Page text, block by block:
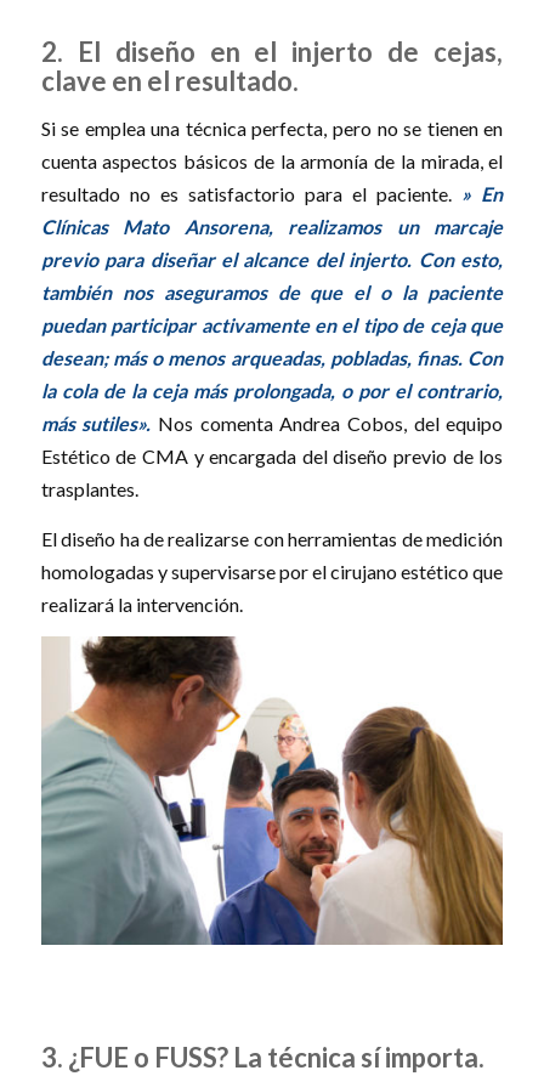
2. El diseño en el injerto de cejas,
clave en el resultado.
Si se emplea una técnica perfecta, pero no se tienen en
cuenta aspectos básicos de la armonía de la mirada, el
resultado no es satisfactorio para el paciente. » En
Clínicas Mato Ansorena, realizamos un marcaje
previo para diseñar el alcance del injerto. Con esto,
también nos aseguramos de que el o la paciente
puedan participar activamente en el tipo de ceja que
desean; más o menos arqueadas, pobladas, finas. Con
la cola de la ceja más prolongada, o por el contrario,
más sutiles». Nos comenta Andrea Cobos, del equipo
Estético de CMA y encargada del diseño previo de los
trasplantes.
El diseño ha de realizarse con herramientas de medición
homologadas y supervisarse por el cirujano estético que
realizará la intervención.
3. ¿FUE o FUSS? La técnica sí importa.